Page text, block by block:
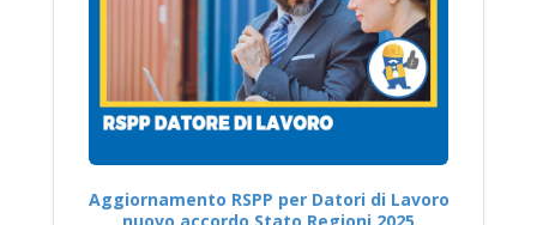
Aggiornamento RSPP per Datori di Lavoro